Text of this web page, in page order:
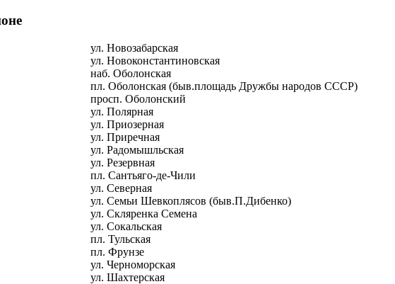
ул. Новозабарская
ул. Новоконстантиновская
наб. Оболонская
пл. Оболонская (быв.площадь Дружбы народов СССР)
просп. Оболонский
ул. Полярная
ул. Приозерная
ул. Приречная
ул. Радомышльская
ул. Резервная
пл. Сантьяго-де-Чили
ул. Северная
ул. Семьи Шевкоплясов (быв.П.Дибенко)
ул. Скляренка Семена
ул. Сокальская
пл. Тульская
пл. Фрунзе
ул. Черноморская
ул. Шахтерская